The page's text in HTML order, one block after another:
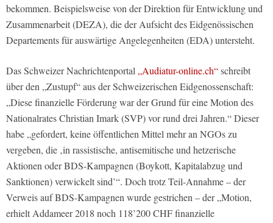
bekommen. Beispielsweise von der Direktion für Entwicklung und
Zusammenarbeit (DEZA), die der Aufsicht des Eidgenössischen
Departements für auswärtige Angelegenheiten (EDA) untersteht.
Das Schweizer Nachrichtenportal„Audiatur-online.ch“schreibt
über den „Zustupf“ aus der Schweizerischen Eidgenossenschaft:
„Diese finanzielle Förderung war der Grund für eine Motion des
Nationalrates Christian Imark (SVP) vor rund drei Jahren.“ Dieser
habe „gefordert, keine öffentlichen Mittel mehr an NGOs zu
vergeben, die ‚in rassistische, antisemitische und hetzerische
Aktionen oder BDS-Kampagnen (Boykott, Kapitalabzug und
Sanktionen) verwickelt sind’“. Doch trotz Teil-Annahme – der
Verweis auf BDS-Kampagnen wurde gestrichen – der „Motion,
erhielt Addameer 2018 noch 118’200 CHF finanzielle